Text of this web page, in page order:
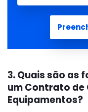
3. Quais são as
um Contrato de
Equipamentos?